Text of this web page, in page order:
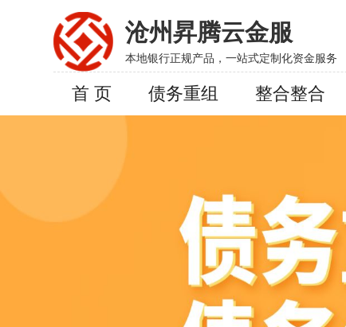
沧州昇腾云金服
本地银行正规产品，一站式定制化资金服务
首 页 债务重组 整合整合